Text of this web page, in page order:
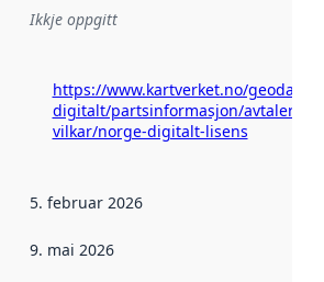
Ikkje oppgitt
https://www.kartverket.no/
digitalt/partsinformasjon/avtaler-og-
vilkar/norge-digitalt-lisens
5. februar 2026
9. mai 2026